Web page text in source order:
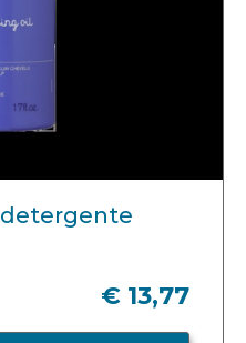
detergente
€ 13,77